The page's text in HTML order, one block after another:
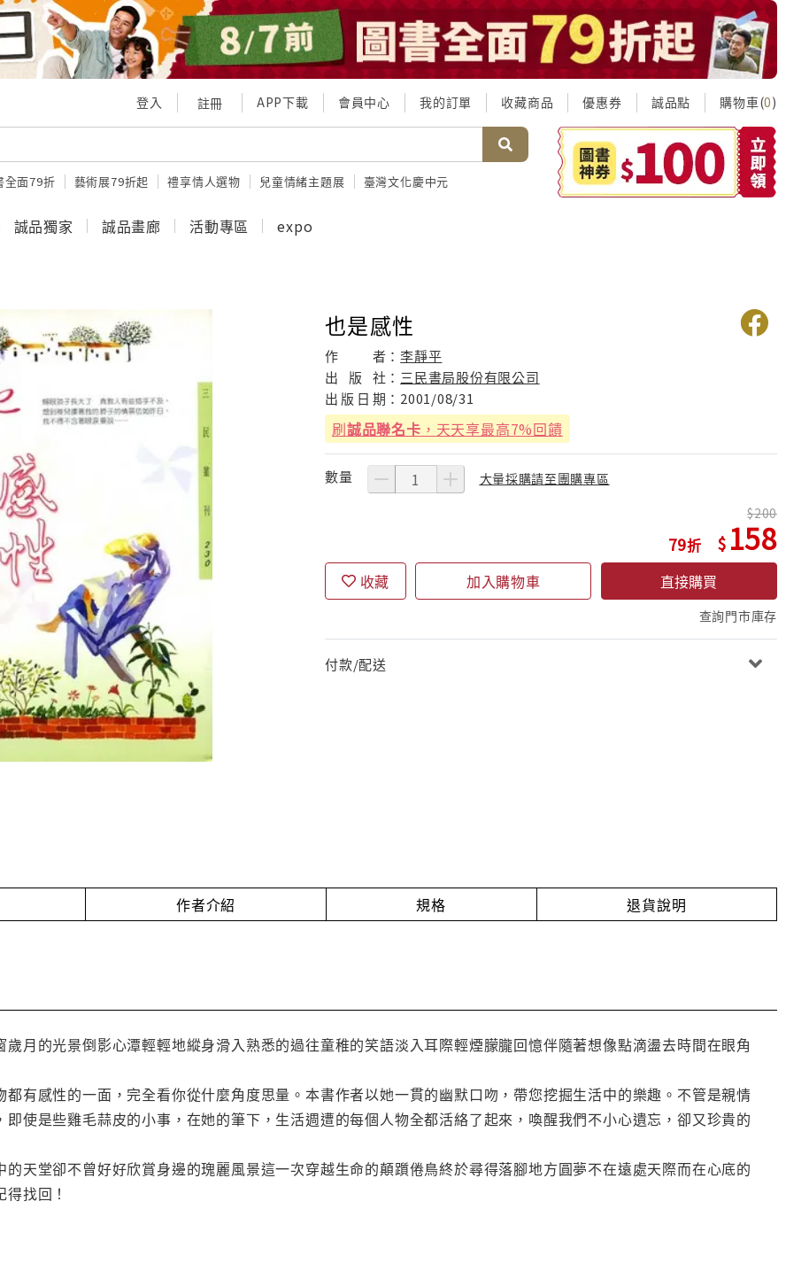
登入 註冊 APP下載 會員中心 我的訂單 收藏商品 優惠券 誠品點 購物車(0)
全面79折 藝術展79折起 禮享情人選物 兒童情緒主題展 臺灣文化慶中元
誠品獨家 誠品畫廊 活動專區 expo
也是感性
作 者：李靜平
出
版 社： 三民書局股份有限公司
出 版 日 期： 2001/08/31
刷誠品聯名卡 ，天天享最高7%回饋
數量 大量採購請至團購專區
79
200
158
收藏 加入購物車 直接購買
查詢門市庫存
付款/配送
作者介紹 規格 退貨說明
月的光景倒影心潭輕輕地縱身滑入熟悉的過往童稚的笑語淡入耳際輕煙朦朧回憶伴隨著想像點滴盪去時間在眼角
都有感性的一面，完全看你從什麼角度思量。本書作者以她一貫的幽默口吻，帶您挖掘生活中的樂趣。不管是親情
即使是些雞毛蒜皮的小事，在她的筆下，生活週遭的每個人物全都活絡了起來，喚醒我們不小心遺忘，卻又珍貴的
的天堂卻不曾好好欣賞身邊的瑰麗風景這一次穿越生命的顛躓倦鳥終於尋得落腳地方圓夢不在遠處天際而在心底的
找回！